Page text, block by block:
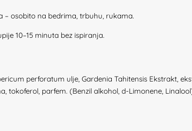
– osobito na bedrima, trbuhu, rukama.
10–15 minuta bez ispiranja.
perforatum ulje, Gardenia Tahitensis Ekstrakt,
tokoferol, parfem. (Benzil alkohol, d-Limonene,